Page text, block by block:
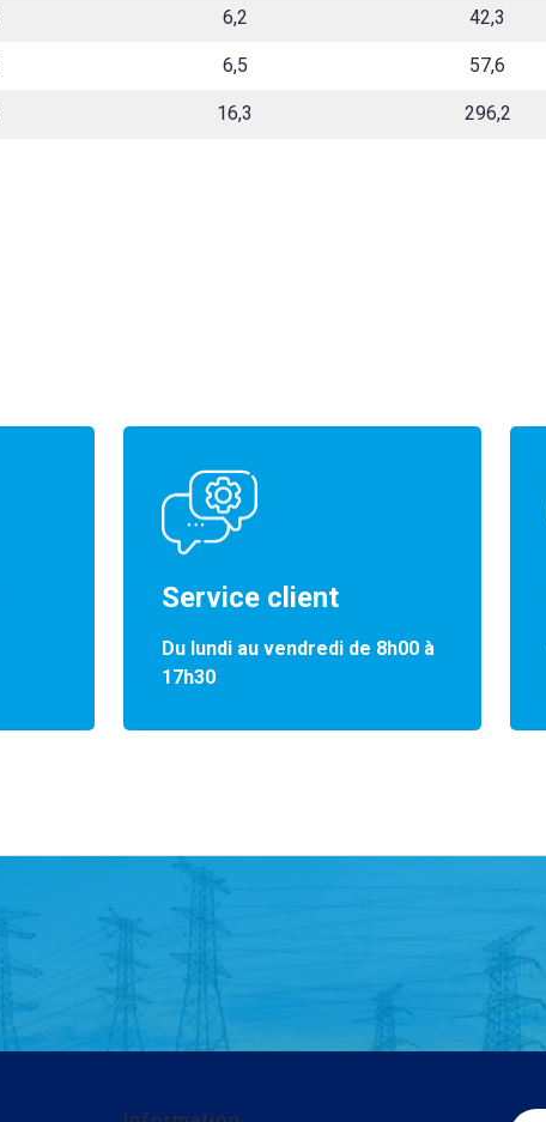
6,2 42,3
6,5 57,6
16,3 296,2
Service client
Du lundi au vendredi de 8h00 à
17h30